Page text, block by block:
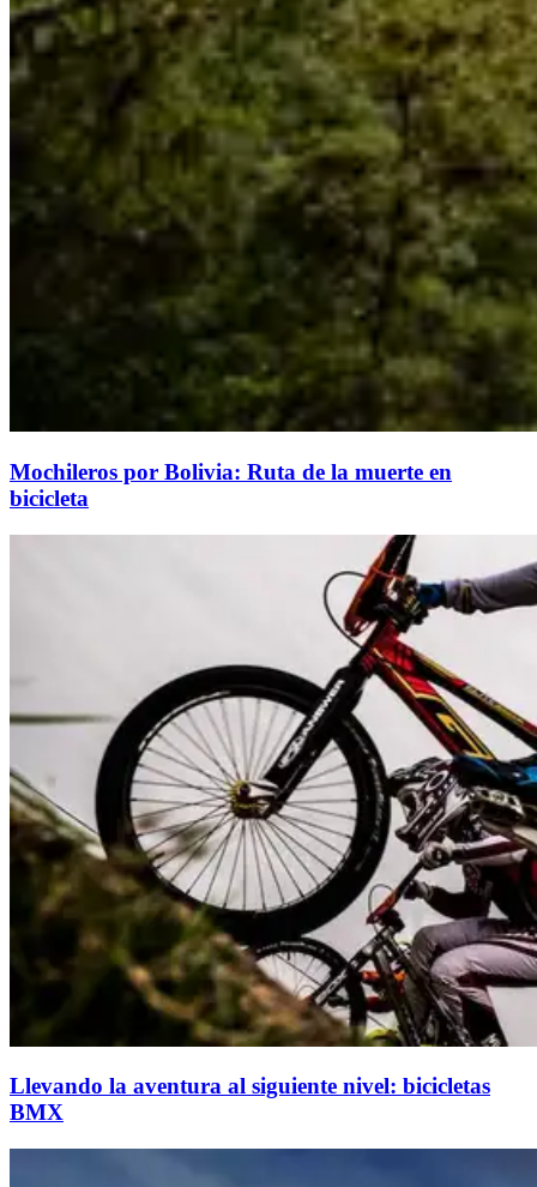
Mochileros por Bolivia: Ruta de la muerte en
bicicleta
Llevando la aventura al siguiente nivel: bicicletas
BMX